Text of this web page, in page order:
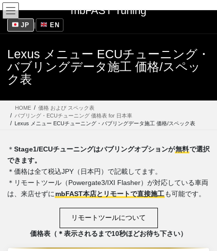
コ
ン
ン
ナ
ビ
ー
mbFAST Tuning
JP EN
Lexus メニュー ECUチューニング・
バブリングデータ施工 価格/スペッ
ク表
HOME
価格 および スペック表
バブリング・ECUチューニング 価格表 for 日本車
Lexus メニュー ECUチューニング・バブリングデータ施工 価格/スペック表
＊ Stage1/ECUチューニングはバブリングオプションが無料で選択
できます。
＊価格は全て税込JPY（日本円）で記載してます。
＊リモートツール（Powergate3/IXI Flasher）が対応している車両
は、来店せずに mbFAST本店とリモートで直接施工も可能です。
リモートツールについて
価格表（＊表示されるまで10秒ほどお待ち下さい）